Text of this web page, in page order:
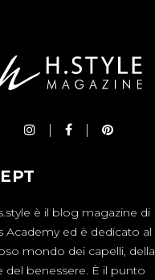
è il blog magazine di
Academy ed è dedicato al
mondo dei capelli, della
del benessere. È il punto